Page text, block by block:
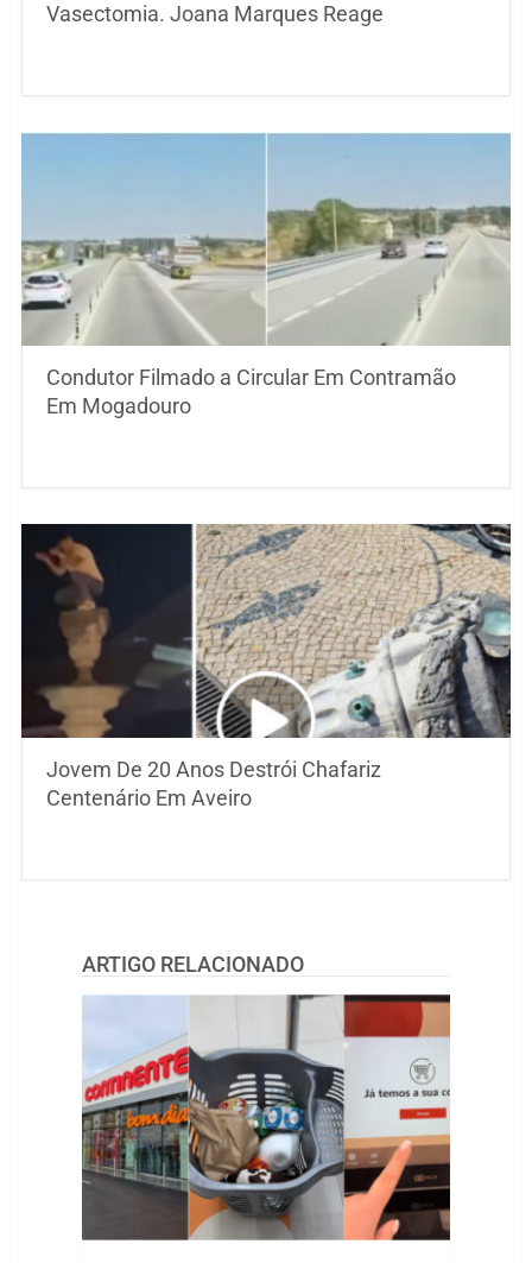
Vasectomia. Joana Marques Reage
Condutor Filmado a Circular Em Contramão
Em Mogadouro
Jovem De 20 Anos Destrói Chafariz
Centenário Em Aveiro
ARTIGO RELACIONADO